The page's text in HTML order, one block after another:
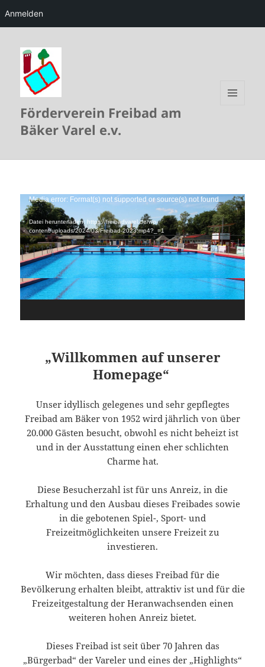
Anmelden
Förderverein Freibad am
Bäker Varel e.v.
Video-
Player
Media error: Format(s) not supported or source(s) not found
Datei herunterladen: https://freibadvarel.de/wp-
content/uploads/2024/03/Freibad-2023.mp4?_=1
„Willkommen auf unserer
Homepage“
Unser idyllisch gelegenes und sehr gepflegtes
Freibad am Bäker von 1952 wird jährlich von über
20.000 Gästen besucht, obwohl es nicht beheizt ist
und in der Ausstattung einen eher schlichten
Charme hat.
Diese Besucherzahl ist für uns Anreiz, in die
Erhaltung und den Ausbau dieses Freibades sowie
in die gebotenen Spiel-, Sport- und
Freizeitmöglichkeiten unsere Freizeit zu
investieren.
Wir möchten, dass dieses Freibad für die
Bevölkerung erhalten bleibt, attraktiv ist und für die
Freizeitgestaltung der Heranwachsenden einen
weiteren hohen Anreiz bietet.
Dieses Freibad ist seit über 70 Jahren das
„Bürgerbad“ der Vareler und eines der „Highlights“